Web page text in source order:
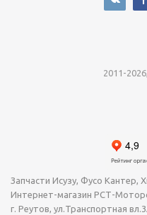
2011-
Запчасти Исузу, Фусо Кантер,
Интернет-магазин РСТ-
г. Реутов, ул.Транспортная